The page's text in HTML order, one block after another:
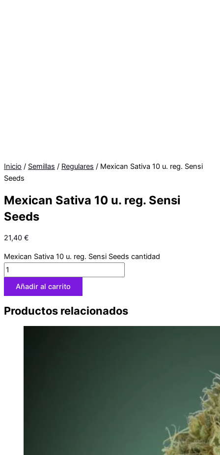
Inicio / Semillas / Regulares / Mexican Sativa 10 u. reg. Sensi
Seeds
Mexican Sativa 10 u. reg. Sensi
Seeds
21,40 €
Mexican Sativa 10 u. reg. Sensi Seeds cantidad
Añadir al carrito
Productos relacionados